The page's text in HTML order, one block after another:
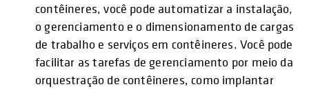
contêineres, você pode automatizar a instalação,
o gerenciamento e o dimensionamento de cargas
de trabalho e serviços em contêineres. Você pode
facilitar as tarefas de gerenciamento por meio da
orquestração de contêineres, como implantar